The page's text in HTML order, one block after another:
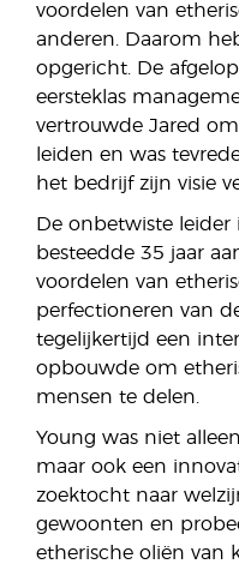
voordelen van
anderen. Daarom
opgericht. De
eersteklas
vertrouwde Jared
leiden en was
het bedrijf zijn visie
De onbetwiste leider
besteedde 35 jaar
voordelen van
perfectioneren van
tegelijkertijd een
opbouwde om
mensen te delen.
Young was niet
maar ook een
zoektocht naar
gewoonten en
etherische oliën van